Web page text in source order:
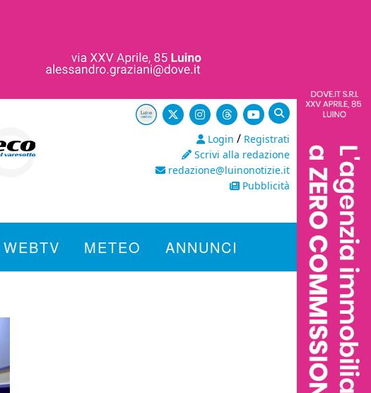
Login / Registrati
Scrivi alla redazione
redazione@luinonotizie.it
Pubblicità
WEBTV METEO ANNUNCI